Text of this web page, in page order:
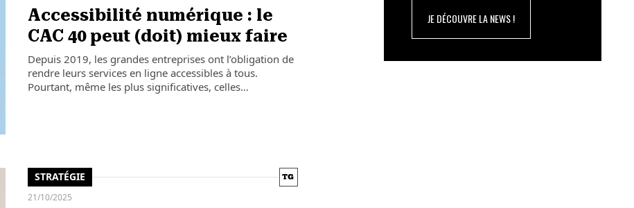
Accessibilité numérique : le
CAC 40 peut (doit) mieux faire
Depuis 2019, les grandes entreprises ont l’obligation de
rendre leurs services en ligne accessibles à tous.
Pourtant, même les plus significatives, celles…
STRATÉGIE
21/10/2025
JE DÉCOUVRE LA NEWS !